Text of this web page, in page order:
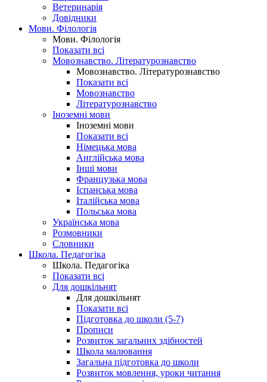
Ветеринарія
Довідники
Мови. Філологія
Мови. Філологія
Показати всі
Мовознавство. Літературознавство
Мовознавство. Літературознавство
Показати всі
Мовознавство
Літературознавство
Іноземні мови
Іноземні мови
Показати всі
Німецька мова
Англійська мова
Інші мови
Французька мова
Іспанська мова
Італійська мова
Польська мова
Українська мова
Розмовники
Словники
Школа. Педагогіка
Школа. Педагогіка
Показати всі
Для дошкільнят
Для дошкільнят
Показати всі
Підготовка до школи (5-7)
Прописи
Розвиток загальних здібностей
Школа малювання
Загальна підготовка до школи
Розвиток мовлення, уроки читання